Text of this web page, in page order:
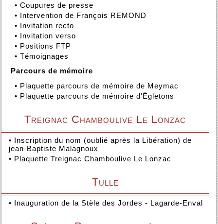
• Coupures de presse
• Intervention de François REMOND
• Invitation recto
• Invitation verso
• Positions FTP
• Témoignages
Parcours de mémoire
• Plaquette parcours de mémoire de Meymac
• Plaquette parcours de mémoire d'Égletons
Treignac Chamboulive Le Lonzac
• Inscription du nom (oublié après la Libération) de
jean-Baptiste Malagnoux
• Plaquette Treignac Chamboulive Le Lonzac
Tulle
• Inauguration de la Stèle des Jordes - Lagarde-Enval